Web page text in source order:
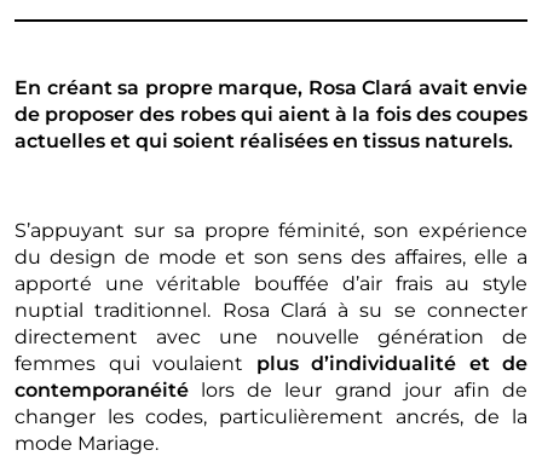
En créant sa propre marque, Rosa Clará avait envie
de proposer des robes qui aient à la fois des coupes
actuelles et qui soient réalisées en tissus naturels.
S’appuyant sur sa propre féminité, son expérience
du design de mode et son sens des affaires, elle a
apporté une véritable bouffée d’air frais au style
nuptial traditionnel. Rosa Clará à su se connecter
directement avec une nouvelle génération de
femmes qui voulaient plus d’individualité et de
contemporanéité lors de leur grand jour afin de
changer les codes, particulièrement ancrés, de la
mode Mariage.